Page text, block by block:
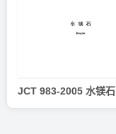
JCT 983-2005 水镁石